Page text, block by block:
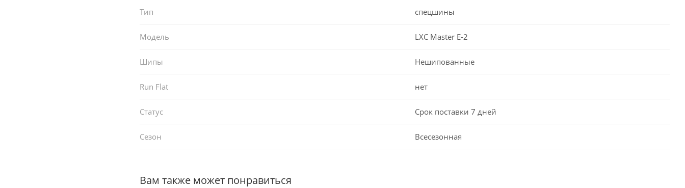
Тип спецшины
Модель LXC Master E-2
Шипы Нешипованные
Run Flat нет
Статус Срок поставки 7 дней
Сезон Всесезонная
Вам также может понравиться